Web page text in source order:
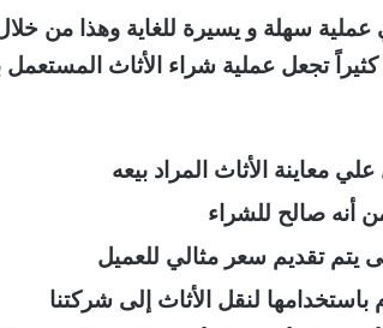
سهلة و يسيرة للغاية وهذا من خلال
تجعل عملية شراء الأثاث
الأثاث المراد بيعه
أنه صالح للشراء
يتم تقديم سعر مثالي للعميل
باستخدامها لنقل الأثاث إلى شركتنا